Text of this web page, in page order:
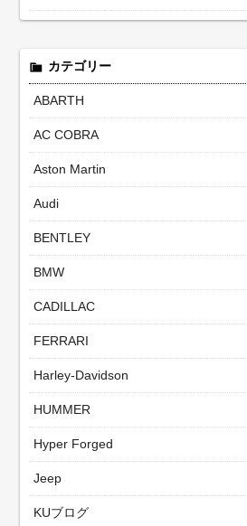
カテゴリー
ABARTH
AC COBRA
Aston Martin
Audi
BENTLEY
BMW
CADILLAC
FERRARI
Harley-Davidson
HUMMER
Hyper Forged
Jeep
KUブログ